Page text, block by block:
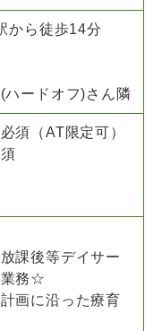
から徒歩14分
ハードオフ)さん隣
須（AT限定可）
課後等デイサー
業務☆
画に沿った療育